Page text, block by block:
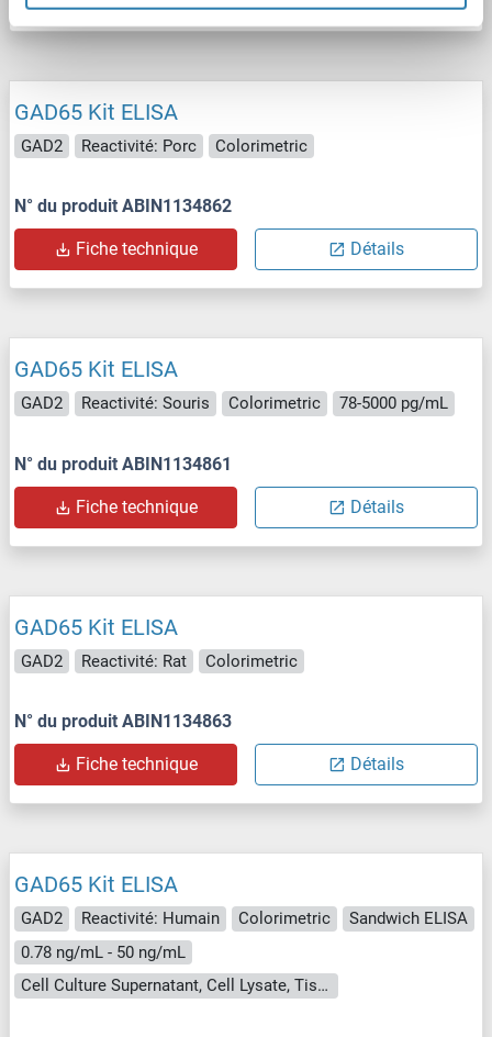
GAD65 Kit ELISA
GAD2 Reactivité: Porc Colorimetric
N° du produit ABIN1134862
Fiche technique Détails
GAD65 Kit ELISA
GAD2 Reactivité: Souris Colorimetric 78-5000 pg/mL
N° du produit ABIN1134861
Fiche technique Détails
GAD65 Kit ELISA
GAD2 Reactivité: Rat Colorimetric
N° du produit ABIN1134863
Fiche technique Détails
GAD65 Kit ELISA
GAD2 Reactivité: Humain Colorimetric
Sandwich ELISA
0.78 ng/mL - 50 ng/mL
Cell Culture Supernatant, Cell Lysate, Tissue Homogenate